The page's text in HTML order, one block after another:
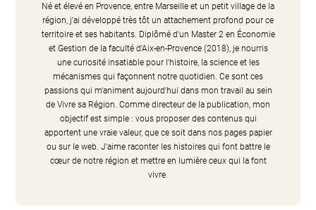
Né et élevé en Provence, entre Marseille et un petit village de la
région, j'ai développé très tôt un attachement profond pour ce
territoire et ses habitants. Diplômé d'un Master 2 en Économie
et Gestion de la faculté d'Aix-en-Provence (2018), je nourris
une curiosité insatiable pour l'histoire, la science et les
mécanismes qui façonnent notre quotidien. Ce sont ces
passions qui m'animent aujourd'hui dans mon travail au sein
de Vivre sa Région. Comme directeur de la publication, mon
objectif est simple : vous proposer des contenus qui
apportent une vraie valeur, que ce soit dans nos pages papier
ou sur le web. J'aime raconter les histoires qui font battre le
cœur de notre région et mettre en lumière ceux qui la font
vivre.